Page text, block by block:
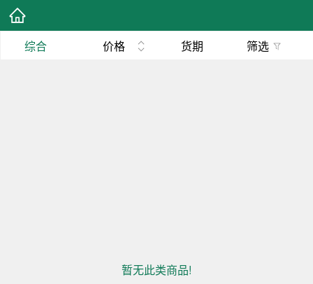
综合 价格 货期 筛选
暂无此类商品!